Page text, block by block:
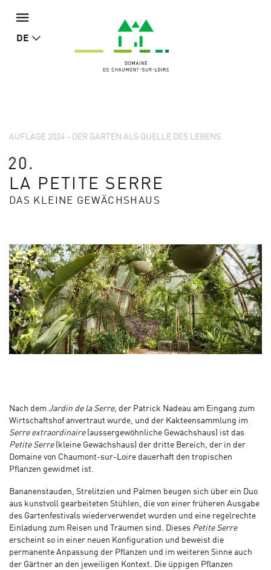
DE
AUFLAGE 2024 - DER GARTEN ALS QUELLE DES LEBENS
20.
LA PETITE SERRE
DAS KLEINE GEWÄCHSHAUS
Nach dem Jardin de la Serre, der Patrick Nadeau am Eingang zum
Wirtschaftshof anvertraut wurde, und der Kakteensammlung im
Serre extraordinaire(aussergewöhnliche Gewächshaus) ist das
Petite Serre(kleine Gewächshaus) der dritte Bereich, der in der
Domaine von Chaumont-sur-Loire dauerhaft den tropischen
Pflanzen gewidmet ist.
Bananenstauden, Strelitzien und Palmen beugen sich über ein Duo
aus kunstvoll gearbeiteten Stühlen, die von einer früheren Ausgabe
des Gartenfestivals wiederverwendet wurden und eine regelrechte
Einladung zum Reisen und Träumen sind. Dieses Petite Serre
erscheint so in einer neuen Konfiguration und beweist die
permanente Anpassung der Pflanzen und im weiteren Sinne auch
der Gärtner an den jeweiligen Kontext. Die üppigen Pflanzen